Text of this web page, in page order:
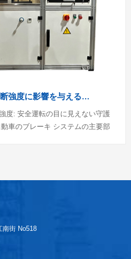
ブレーキパッドのせん断強度に影響を与えるものは何ですか?
度: 安全運転の目に見えない守護
車のブレーキ システムの主要部
南街 No518